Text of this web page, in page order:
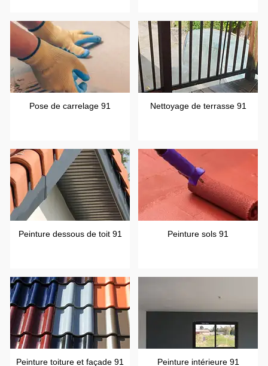
Pose de carrelage 91 Nettoyage de terrasse 91
Peinture dessous de toit 91 Peinture sols 91
Peinture toiture et façade 91 Peinture intérieure 91